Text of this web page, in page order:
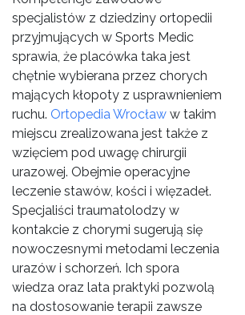
specjalistów z dziedziny ortopedii
przyjmujących w Sports Medic
sprawia, że placówka taka jest
chętnie wybierana przez chorych
mających kłopoty z usprawnieniem
ruchu. Ortopedia Wrocław w takim
miejscu zrealizowana jest także z
wzięciem pod uwagę chirurgii
urazowej. Obejmie operacyjne
leczenie stawów, kości i więzadeł.
Specjaliści traumatolodzy w
kontakcie z chorymi sugerują się
nowoczesnymi metodami leczenia
urazów i schorzeń. Ich spora
wiedza oraz lata praktyki pozwolą
na dostosowanie terapii zawsze